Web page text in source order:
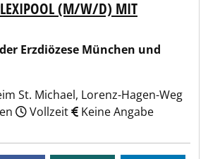
(M/W/D) MIT
Erzdiözese München und
St. Michael, Lorenz-Hagen-Weg
Vollzeit Keine Angabe